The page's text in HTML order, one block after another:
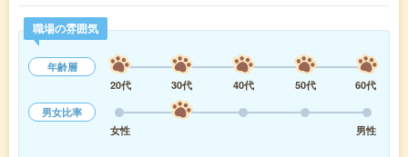
職場の雰囲気
年齢層
20代
30代 40代 50代
60代
男女比率
女性
男性